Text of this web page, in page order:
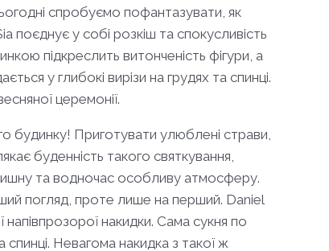
спробуємо пофантазувати, як
поєднує у собі розкіш та спокусливість
підкреслить витонченість фігури, а
у глибокі вирізи на грудях та спинці.
церемонії.
будинку! Приготувати улюблені страви,
буденність такого святкування,
та водночас особливу атмосферу.
погляд, проте лише на перший. Daniel
накидки. Сама сукня по
Невагома накидка з такої ж